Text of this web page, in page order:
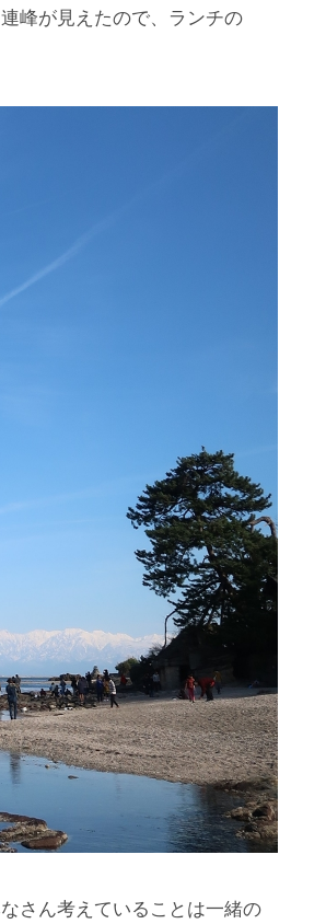
峰が見えたので、ランチの
さん考えていることは一緒の